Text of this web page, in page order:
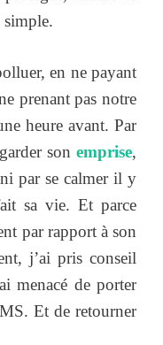
simple.
en ne payant
prenant pas notre
heure avant. Par
son emprise,
par se calmer il y
sa vie. Et parce
par rapport à son
j’ai pris conseil
menacé de porter
Et de retourner